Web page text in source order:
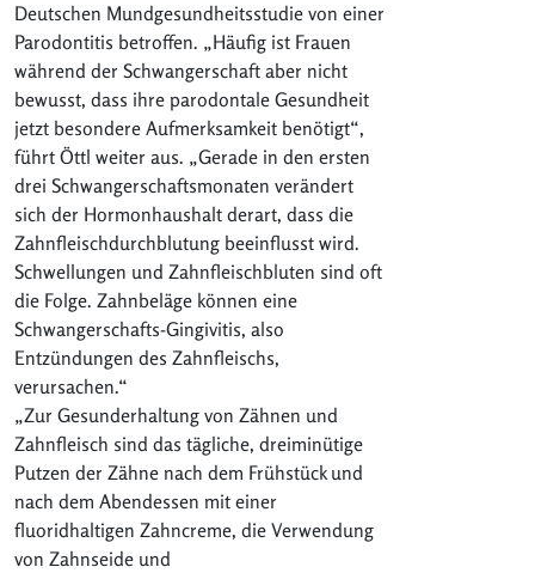
Deutschen Mundgesundheitsstudie von einer
Parodontitis betroffen. „Häufig ist Frauen
während der Schwangerschaft aber nicht
bewusst, dass ihre parodontale Gesundheit
jetzt besondere Aufmerksamkeit benötigt“,
führt Öttl weiter aus. „Gerade in den ersten
drei Schwangerschaftsmonaten verändert
sich der Hormonhaushalt derart, dass die
Zahnfleischdurchblutung beeinflusst wird.
Schwellungen und Zahnfleischbluten sind oft
die Folge. Zahnbeläge können eine
Schwangerschafts-Gingivitis, also
Entzündungen des Zahnfleischs,
verursachen.“
„Zur Gesunderhaltung von Zähnen und
Zahnfleisch sind das tägliche, dreiminütige
Putzen der Zähne nach dem Frühstück und
nach dem Abendessen mit einer
fluoridhaltigen Zahncreme, die Verwendung
von Zahnseide und